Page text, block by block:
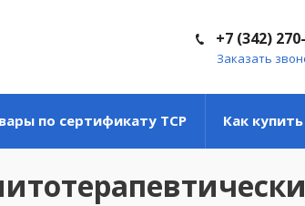
+7 (342)
Заказать
по сертификату ТСР Как купить